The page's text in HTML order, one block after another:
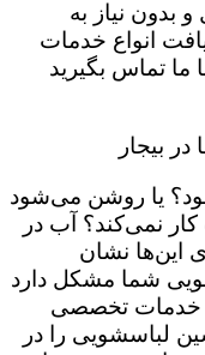
بدون نیاز به
انواع خدمات
ما تماس بگیرید
بیجار
یا روشن می‌شود
نمی‌کند؟ آب در
این‌ها نشان
شما مشکل دارد
خدمات تخصصی
لباسشویی را در